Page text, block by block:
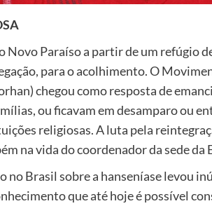
Novo Paraíso a partir de um refúgio
para o acolhimento. O
chegou como resposta de
ou ficavam em desamparo ou
religiosas. A luta pela
na vida do coordenador da sede da
no Brasil sobre a hanseníase levou
que até hoje é possível